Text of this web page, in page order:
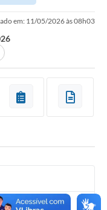
em: 11/05/2026 às 08h03